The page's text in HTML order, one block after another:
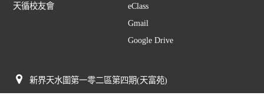
天循校友會
eClass
Gmail
Google Drive
新界天水圍第一零二區第四期(天富苑)